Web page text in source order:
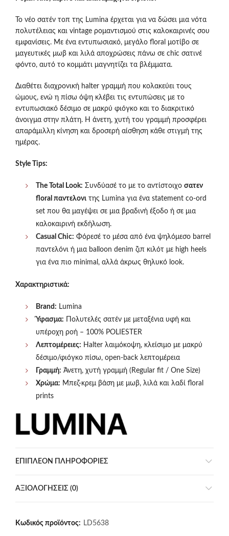
Το νέο σατέν τοπ της Lumina έρχεται για να δώσει μια νότα
πολυτέλειας και vintage ρομαντισμού στις καλοκαιρινές σου
εμφανίσεις. Με ένα εντυπωσιακό, μεγάλο floral μοτίβο σε
μαγευτικές μωβ και λιλά αποχρώσεις πάνω σε chic σατινέ
φόντο, αυτό το κομμάτι μαγνητίζει τα βλέμματα.
Διαθέτει διαχρονική halter γραμμή που κολακεύει τους
ώμους, ενώ η πίσω όψη κλέβει τις εντυπώσεις με το
εντυπωσιακό δέσιμο σε μακρύ φιόγκο και το διακριτικό
άνοιγμα στην πλάτη. Η άνετη, χυτή του γραμμή προσφέρει
απαράμιλλη κίνηση και δροσερή αίσθηση κάθε στιγμή της
ημέρας.
Style Tips:
The Total Look: Συνδύασέ το με το αντίστοιχο σατεν
floral παντελονι της Lumina για ένα statement co-ord
set που θα μαγέψει σε μια βραδινή έξοδο ή σε μια
καλοκαιρινή εκδήλωση.
Casual Chic: Φόρεσέ το μέσα από ένα ψηλόμεσο barrel
παντελόνι ή μια balloon denim ζιπ κιλότ με high heels
για ένα πιο minimal, αλλά άκρως θηλυκό look.
Χαρακτηριστικά:
Brand: Lumina
Ύφασμα: Πολυτελές σατέν με μεταξένια υφή και
υπέροχη ροή – 100% POLIESTER
Λεπτομέρειες: Halter λαιμόκοψη, κλείσιμο με μακρύ
δέσιμο/φιόγκο πίσω, open-back λεπτομέρεια
Γραμμή: Άνετη, χυτή γραμμή (Regular fit / One Size)
Χρώμα: Μπεζ-κρεμ βάση με μωβ, λιλά και λαδί floral
prints
ΕΠΙΠΛΈΟΝ ΠΛΗΡΟΦΟΡΊΕΣ
ΑΞΙΟΛΟΓΉΣΕΙΣ (0)
Κωδικός προϊόντος: LD5638